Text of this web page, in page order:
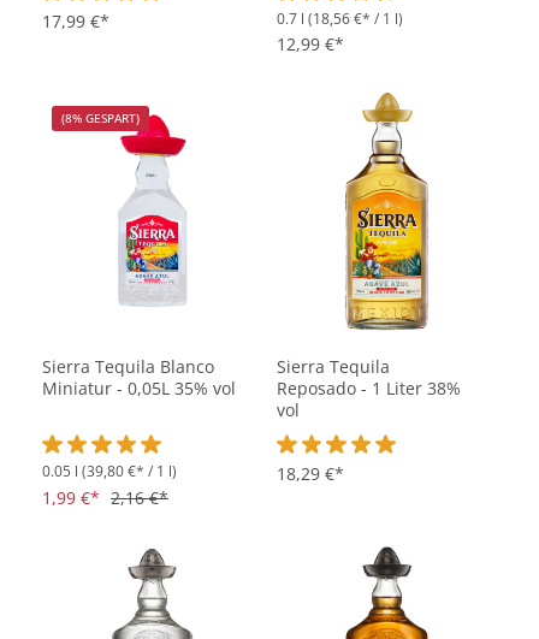
Durchschnittliche Bewertung von 5 von 5 Sternen
17,99 €* Durchschnittliche Bewertung
0.7 l (18,56 €* / 1 l)
12,99 €*
(8% GESPART)
Sierra Tequila Blanco
Miniatur - 0,05L 35% vol
Durchschnittliche Bewertung von 5 von 5 Sternen
0.05 l (39,80 €* / 1 l)
1,99 €* 2,16 €*
Sierra Tequila
Reposado - 1 Liter 38%
vol
Durchschnittliche Bewertung
18,29 €*